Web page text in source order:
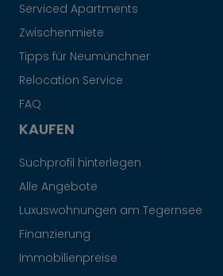
Serviced Apartments
Zwischenmiete
Tipps für Neumünchner
Relocation Service
FAQ
KAUFEN
Suchprofil hinterlegen
Alle Angebote
Luxuswohnungen am Tegernsee
Finanzierung
Immobilienpreise